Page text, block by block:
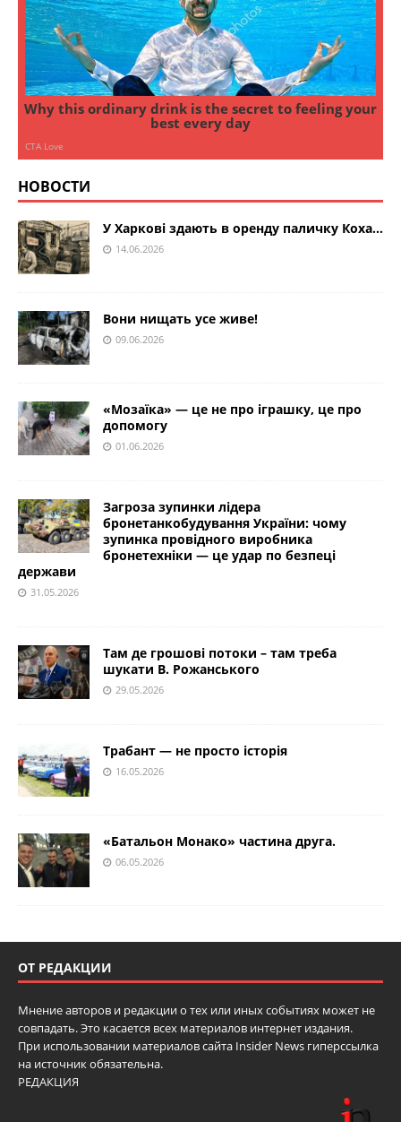
НОВОСТИ
У Харкові здають в оренду паличку Коха…
14.06.2026
Вони нищать усе живе!
09.06.2026
«Мозаїка» — це не про іграшку, це про
допомогу
01.06.2026
Загроза зупинки лідера
бронетанкобудування України: чому
зупинка провідного виробника
бронетехніки — це удар по безпеці
держави
31.05.2026
Там де грошові потоки – там треба
шукати В. Рожанського
29.05.2026
Трабант — не просто історія
16.05.2026
«Батальон Монако» частина друга.
06.05.2026
ОТ РЕДАКЦИИ
Мнение авторов и редакции о тех или иных событиях может не
совпадать. Это касается всех материалов интернет издания.
При использовании материалов сайта Insider News гиперссылка
на источник обязательна.
РЕДАКЦИЯ